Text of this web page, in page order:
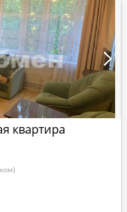
квартира